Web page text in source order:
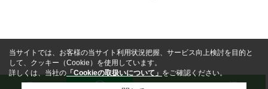
当サイトでは、お客様の当サイト利用状況把握、サービス向上検討を目的と
して、クッキー（Cookie）を使用しています。
詳しくは、当社の「Cookieの取扱いについて」をご確認ください。